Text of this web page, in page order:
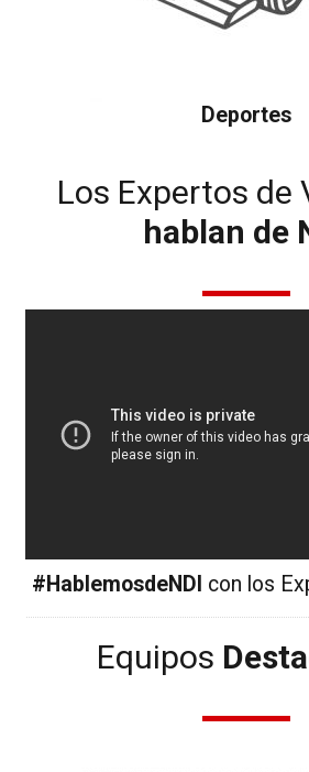
Deportes
Los Expertos de
hablan de
#HablemosdeNDI con los
Equipos